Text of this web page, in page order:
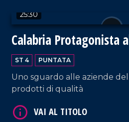
25:30
Calabria Protagonista
ST 4 PUNTATA
Uno sguardo alle aziende
prodotti di qualità
VAI AL TITOLO